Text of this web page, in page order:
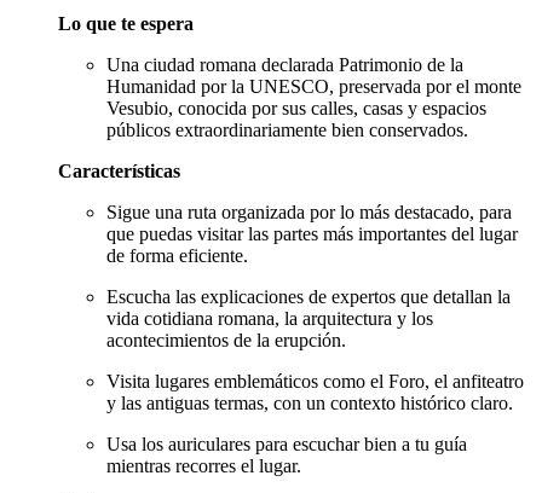
Lo que te espera
Una ciudad romana declarada Patrimonio de la
Humanidad por la UNESCO, preservada por el monte
Vesubio, conocida por sus calles, casas y espacios
públicos extraordinariamente bien conservados.
Características
Sigue una ruta organizada por lo más destacado, para
que puedas visitar las partes más importantes del lugar
de forma eficiente.
Escucha las explicaciones de expertos que detallan la
vida cotidiana romana, la arquitectura y los
acontecimientos de la erupción.
Visita lugares emblemáticos como el Foro, el anfiteatro
y las antiguas termas, con un contexto histórico claro.
Usa los auriculares para escuchar bien a tu guía
mientras recorres el lugar.